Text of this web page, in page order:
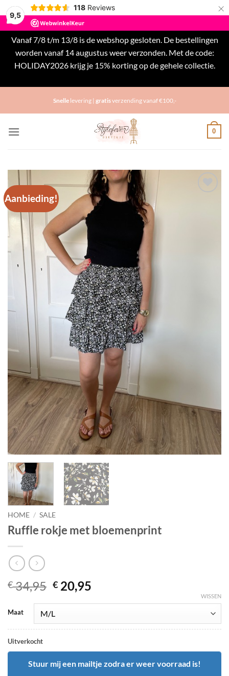
9,5
118 Reviews ×
Vanaf 7/8 t/m 13/8 is de webshop gesloten. De bestellingen
worden vanaf 14 augustus weer verzonden. Met de code:
HOLIDAY2026 krijg je 15% korting op de gehele collectie.
Snellelevering | gratisverzending vanaf €100,-
0
Aanbieding!
HOME / SALE
Ruffle rokje met bloemenprint
€34,95 Oorspronkelijke
prijs
was:
€ 34,95.
€ 20,95
€ 20,95.
Maat
WISSEN
Uitverkocht
Stuur mij een mailtje zodra er weer voorraad is!